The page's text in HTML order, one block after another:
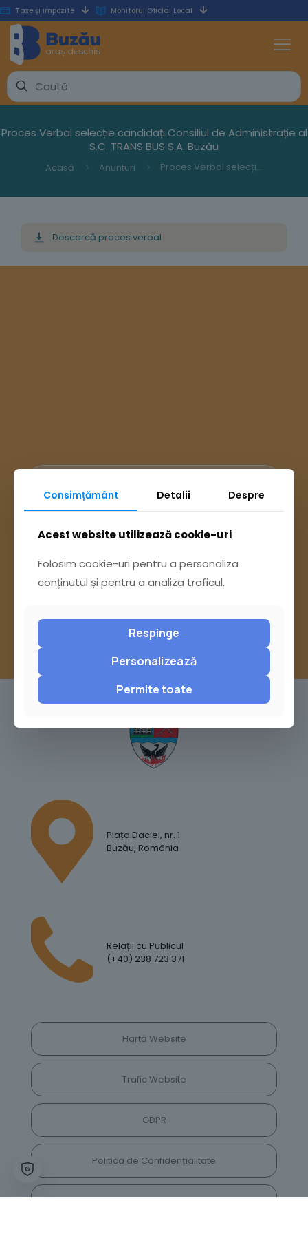
Taxe și impozite Monitorul Oficial Local
Proces Verbal selecție candidați Consiliul de Administrație al
S.C. TRANS BUS S.A. Buzău
Acasă Anunturi Proces Verbal selecție candidați Consiliul de Administrație al S.C. TRANS BUS S.A. Buzău
Descarcă proces verbal
Ai întrebări? Accesează
Pagina Contact
sau trimite o sesizare pe Buzău City
Piața Daciei, nr. 1
Buzău, România
Relații cu Publicul
(+40) 238 723 371
Hartă Website
Trafic Website
GDPR
Politica de Confidențialitate
Vrei să lași feedback despre site? Părerea ta ne
Consimțământ Detalii Despre
Acest website utilizează cookie-uri
Folosim cookie-uri pentru a personaliza
conținutul și pentru a analiza traficul.
Respinge
Personalizează
Permite toate